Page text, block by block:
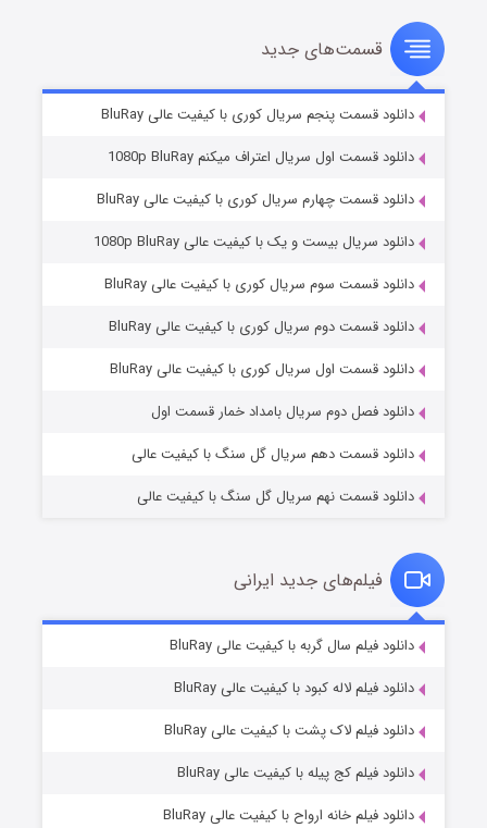
سریال زشت
قسمت۲ (زیرنویس) منتشر شد
مردگان متحرک: شهر مرده ۳
قسمت۲ (زیرنویس) منتشر شد
قسمت۷ (زیرنویس) منتشر شد
قسمت‌های جدید
دانلود قسمت پنجم سریال کوری با کیفیت عالی BluRay
دانلود قسمت اول سریال اعتراف میکنم 1080p BluRay
دانلود قسمت چهارم سریال کوری با کیفیت عالی BluRay
دانلود سریال بیست و یک با کیفیت عالی 1080p BluRay
دانلود قسمت سوم سریال کوری با کیفیت عالی BluRay
دانلود قسمت دوم سریال کوری با کیفیت عالی BluRay
دانلود قسمت اول سریال کوری با کیفیت عالی BluRay
دانلود فصل دوم سریال بامداد خمار قسمت اول
دانلود قسمت دهم سریال گل سنگ با کیفیت عالی
دانلود قسمت نهم سریال گل سنگ با کیفیت عالی
فیلم‌های جدید ایرانی
دانلود فیلم سال گربه با کیفیت عالی BluRay
دانلود فیلم لاله کبود با کیفیت عالی BluRay
دانلود فیلم لاک پشت با کیفیت عالی BluRay
دانلود فیلم کج‌ پیله با کیفیت عالی BluRay
دانلود فیلم خانه ارواح با کیفیت عالی BluRay